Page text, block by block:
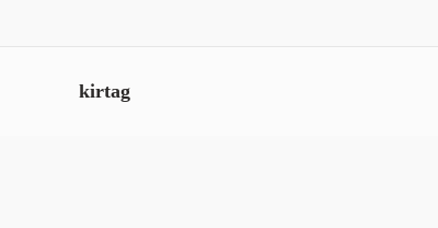
kirtag